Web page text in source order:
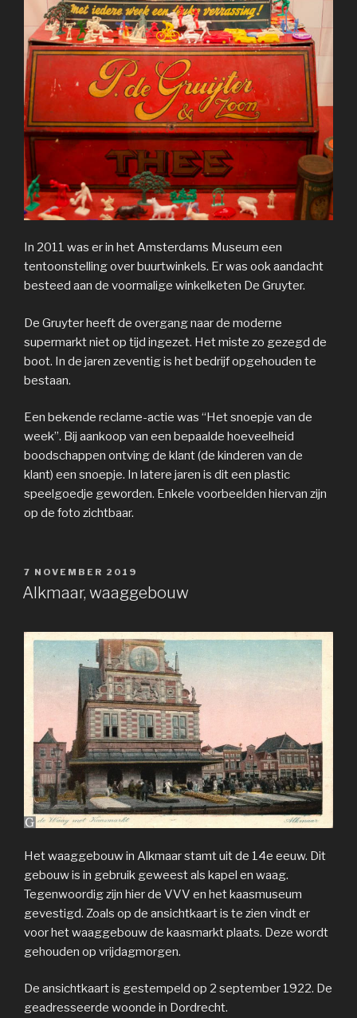
In 2011 was er in het Amsterdams Museum een
tentoonstelling over buurtwinkels. Er was ook aandacht
besteed aan de voormalige winkelketen De Gruyter.
De Gruyter heeft de overgang naar de moderne
supermarkt niet op tijd ingezet. Het miste zo gezegd de
boot. In de jaren zeventig is het bedrijf opgehouden te
bestaan.
Een bekende reclame-actie was “Het snoepje van de
week”. Bij aankoop van een bepaalde hoeveelheid
boodschappen ontving de klant (de kinderen van de
klant) een snoepje. In latere jaren is dit een plastic
speelgoedje geworden. Enkele voorbeelden hiervan zijn
op de foto zichtbaar.
GEPLAATST
OP
7 NOVEMBER 2019
Alkmaar, waaggebouw
Het waaggebouw in Alkmaar stamt uit de 14e eeuw. Dit
gebouw is in gebruik geweest als kapel en waag.
Tegenwoordig zijn hier de VVV en het kaasmuseum
gevestigd. Zoals op de ansichtkaart is te zien vindt er
voor het waaggebouw de kaasmarkt plaats. Deze wordt
gehouden op vrijdagmorgen.
De ansichtkaart is gestempeld op 2 september 1922. De
geadresseerde woonde in Dordrecht.